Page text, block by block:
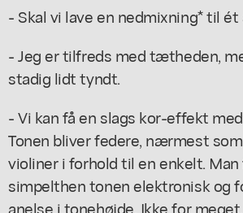
- Skal vi lave en nedmixning* til ét
- Jeg er tilfreds med tætheden,
stadig lidt tyndt.
- Vi kan få en slags kor-effekt
Tonen bliver federe, nærmest
violiner i forhold til en enkelt.
simpelthen tonen elektronisk og
anelse i tonehøjde. Ikke for